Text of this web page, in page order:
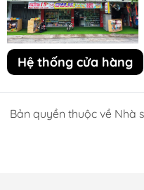
Hệ thống cửa hàng
Bản quyền thuộc về Nhà